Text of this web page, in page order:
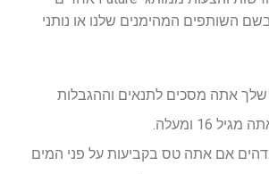
השותפים המהימנים שלנו או נותני
שלך אתה מסכים לתנאים וההגבלות
16 ומעלה.
אם אתה טס בקביעות על פני המים